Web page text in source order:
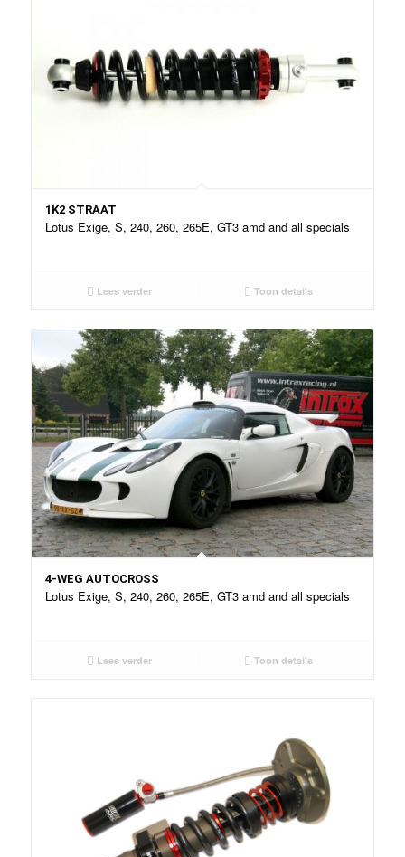
1K2 STRAAT
Lotus Exige, S, 240, 260, 265E, GT3 amd and all specials
Lees verder Toon details
4-WEG AUTOCROSS
Lotus Exige, S, 240, 260, 265E, GT3 amd and all specials
Lees verder Toon details